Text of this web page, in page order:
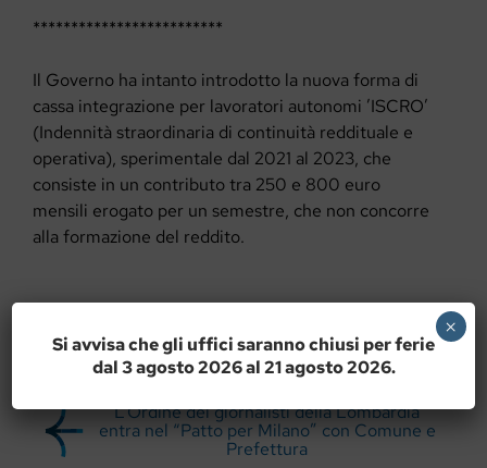
*************************
Il Governo ha intanto introdotto la nuova forma di
cassa integrazione per lavoratori autonomi ’ISCRO’
(Indennità straordinaria di continuità reddituale e
operativa), sperimentale dal 2021 al 2023, che
consiste in un contributo tra 250 e 800 euro
mensili erogato per un semestre, che non concorre
alla formazione del reddito.
L’Ordine dei giornalisti della Lombardia
entra nel “Patto per Milano” con Comune e
Prefettura
Si avvisa che gli uffici saranno chiusi per ferie
dal 3 agosto 2026 al 21 agosto 2026.
×